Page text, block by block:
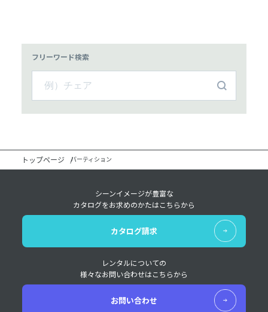
フリーワード検索
トップページ パーティション
シーンイメージが豊富な
カタログをお求めのかたはこちらから
カタログ請求
レンタルについての
様々なお問い合わせはこちらから
お問い合わせ